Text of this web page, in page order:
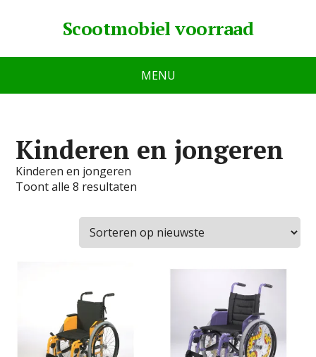
Scootmobiel voorraad
MENU
Kinderen en jongeren
Kinderen en jongeren
Toont alle 8 resultaten